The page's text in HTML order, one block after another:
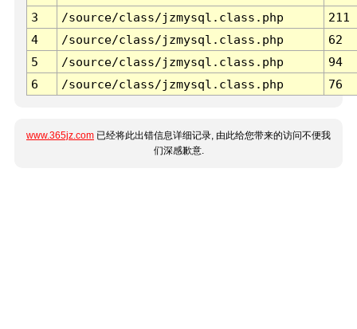
3 /source/class/jzmysql.class.php
211
4
/source/class/jzmysql.class.php
62
5
/source/class/jzmysql.class.php
94
6
/source/class/jzmysql.class.php 76
www.365jz.com 已经将此出错信息详细记录, 由此给您带来的访问不便我
们深感歉意.